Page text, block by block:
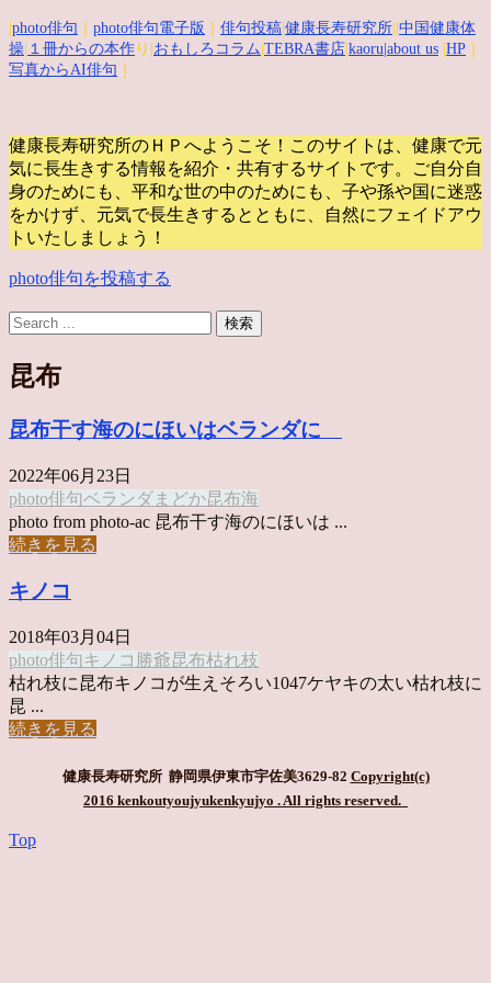
photo俳句 photo俳句電子版 俳句投稿 健康長寿研究所 中国健康体
操 １冊からの本作 り| おもしろコラム TEBRA書店 kaoru |about us HP
写真からAI俳句
健康長寿研究所のＨＰへようこそ！このサイトは、健康で元
気に長生きする情報を紹介・共有するサイトです。
ご自分自
身のためにも、平和な世の中のためにも、子や孫や国に迷惑
をかけず、元気で長生きするとともに、自然にフェイドアウ
トいたしましょう！
photo俳句を投稿する
昆布
昆布干す海のにほいはベランダに
2022年06月23日
photo俳句ベランダまどか昆布海
photo from photo-ac 昆布干す海のにほいは ...
続きを見る
キノコ
2018年03月04日
photo俳句キノコ 勝爺昆布枯れ枝
枯れ枝に昆布キノコが生えそろい1047ケヤキの太い枯れ枝に
昆 ...
続きを見る
健康長寿研究所 静岡県伊東市宇佐美3629-82 Copyright(c)
2016 kenkoutyoujyukenkyujyo . All rights reserved.
Top